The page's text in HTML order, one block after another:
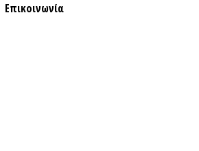
Επικοινωνία